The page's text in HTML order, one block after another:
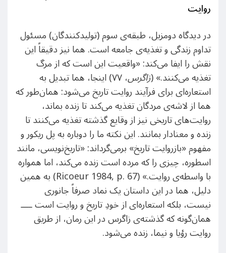
روایت
در دیدگاه دومزیل، طبقه‌ی سوم (تولیدکنندگان) مسئول
تداوم زندگی و تغذیه‌ی جامعه است. هما نیز دقیقاً این
نقش را ایفا می‌کند: «واقعیت این است که از مرگ
تغذیه می‌کنند.» (زاگرس ، ۷۷) اینجا، هما تبدیل به
استعاره‌ای برای فرآیند روایت تاریخ می‌شود: همان‌طور که
هما از لاشه‌ی مردگان تغذیه می‌کند تا زنده بماند،
روایت‌های تاریخی نیز از وقایع گذشته تغذیه می‌کنند تا
زنده و معنادار بمانند. این نکته ما را دوباره به پل ریکور و
مفهوم «بازروایت تاریخ» برمی‌گرداند: «تاریخ‌نویسی، مانند
اسطوره، چیزی را که مرده است زنده می‌کند، اما همواره
با واسطه‌ی روایت.» (Ricoeur 1984, p. 67) به همین
دلیل، هما در این داستان یک نماد صرفاً جانوری
نیست، بلکه استعاره‌ای از خودِ تاریخ و روایت است ــــ
همان‌گونه که گذشته‌ی زاگرس در این رمان، از طریق
روایت رؤیا و نیما، زنده می‌شود.